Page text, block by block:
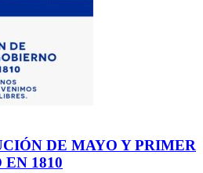
DE MAYO Y PRIMER
1810